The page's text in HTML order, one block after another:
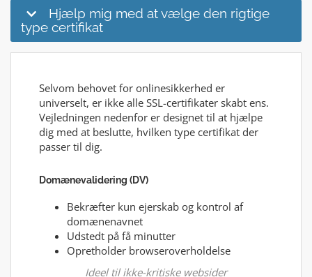
Hjælp mig med at vælge den rigtige
type certifikat
Selvom behovet for onlinesikkerhed er
universelt, er ikke alle SSL-certifikater skabt ens.
Vejledningen nedenfor er designet til at hjælpe
dig med at beslutte, hvilken type certifikat der
passer til dig.
Domænevalidering (DV)
Bekræfter kun ejerskab og kontrol af
domænenavnet
Udstedt på få minutter
Opretholder browseroverholdelse
Ideel til ikke-kritiske websider